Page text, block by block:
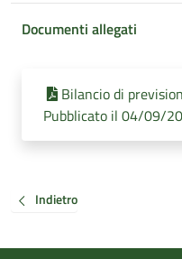
Documenti allegati
Bilancio di
Pubblicato il 04/09/
Indietro